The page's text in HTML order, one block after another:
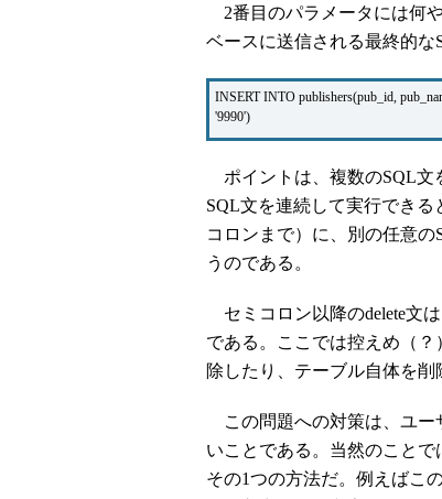
2番目のパラメータには何
ベースに送信される最終的な
INSERT INTO publishers(pub_id,
'9990')
ポイントは、複数のSQL文
SQL文を連続して実行できる
コロンまで）に、別の任意
うのである。
セミコロン以降のdelete文
である。ここでは控えめ（
除したり、テーブル自体を削
この問題への対策は、ユー
いことである。当然のこと
その1つの方法だ。例えばこ